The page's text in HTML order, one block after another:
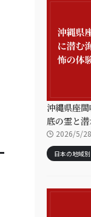
沖縄県座
底の霊と
2026/5/28
日本の地域別